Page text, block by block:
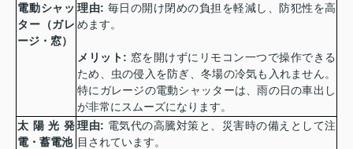
電動シャッ
ター（ガレ
ージ・窓）
理由: 毎日の開け閉めの負担を軽減し、防犯性を高
めます。
メリット: 窓を開けずにリモコン一つで操作できる
ため、虫の侵入を防ぎ、冬場の冷気も入れません。
特にガレージの電動シャッターは、雨の日の車出し
が非常にスムーズになります。
太陽光発
電・蓄電池
理由: 電気代の高騰対策と、災害時の備えとして注
目されています。